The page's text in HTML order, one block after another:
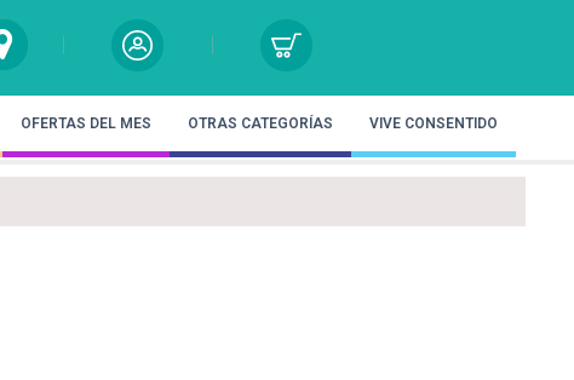
OFERTAS DEL MES OTRAS CATEGORÍAS VIVE CONSENTIDO